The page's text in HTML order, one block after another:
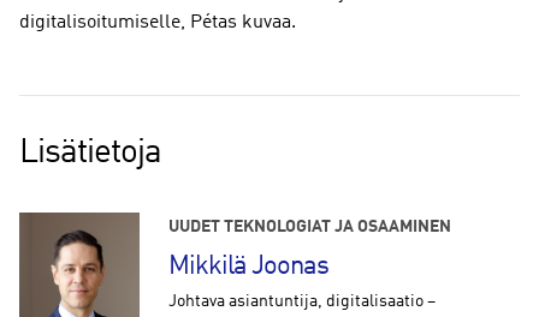
digitalisoitumiselle, Pétas kuvaa.
Lisätietoja
UUDET TEKNOLOGIAT JA OSAAMINEN
Mikkilä Joonas
Johtava asiantuntija, digitalisaatio –